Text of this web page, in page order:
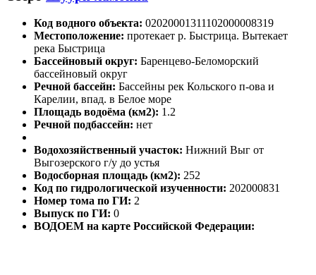
Код водного объекта: 02020001311102000008319
Местоположение: протекает р. Быстрица. Вытекает
река Быстрица
Бассейновый округ: Баренцево-Беломорский
бассейновый округ
Речной бассейн: Бассейны рек Кольского п-ова и
Карелии, впад. в Белое море
Площадь водоёма (км2): 1.2
Речной подбассейн: нет
Водохозяйственный участок: Нижний Выг от
Выгозерского г/у до устья
Водосборная площадь (км2): 252
Код по гидрологической изученности: 202000831
Номер тома по ГИ: 2
Выпуск по ГИ: 0
ВОДОЕМ на карте Российской Федерации: